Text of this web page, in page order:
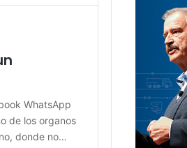
WhatsApp
de los organos
donde no…